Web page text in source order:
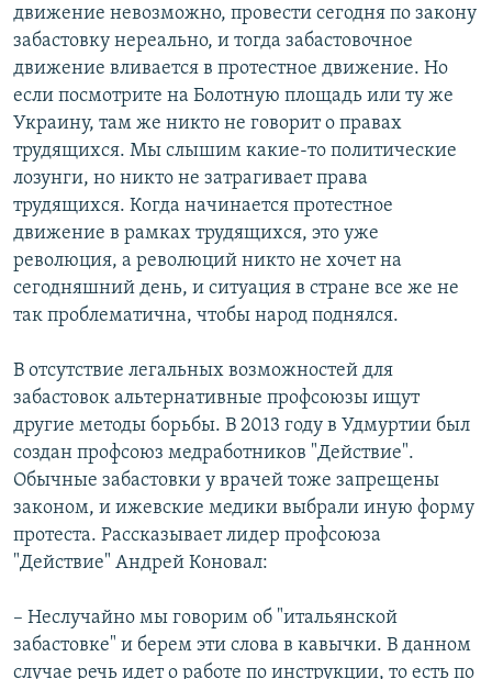
движение невозможно, провести сегодня по закону
забастовку нереально, и тогда забастовочное
движение вливается в протестное движение. Но
если посмотрите на Болотную площадь или ту же
Украину, там же никто не говорит о правах
трудящихся. Мы слышим какие-то политические
лозунги, но никто не затрагивает права
трудящихся. Когда начинается протестное
движение в рамках трудящихся, это уже
революция, а революций никто не хочет на
сегодняшний день, и ситуация в стране все же не
так проблематична, чтобы народ поднялся.
В отсутствие легальных возможностей для
забастовок альтернативные профсоюзы ищут
другие методы борьбы. В 2013 году в Удмуртии был
создан профсоюз медработников "Действие".
Обычные забастовки у врачей тоже запрещены
законом, и ижевские медики выбрали иную форму
протеста. Рассказывает лидер профсоюза
"Действие" Андрей Коновал:
– Неслучайно мы говорим об "итальянской
забастовке" и берем эти слова в кавычки. В данном
случае речь идет о работе по инструкции, то есть по